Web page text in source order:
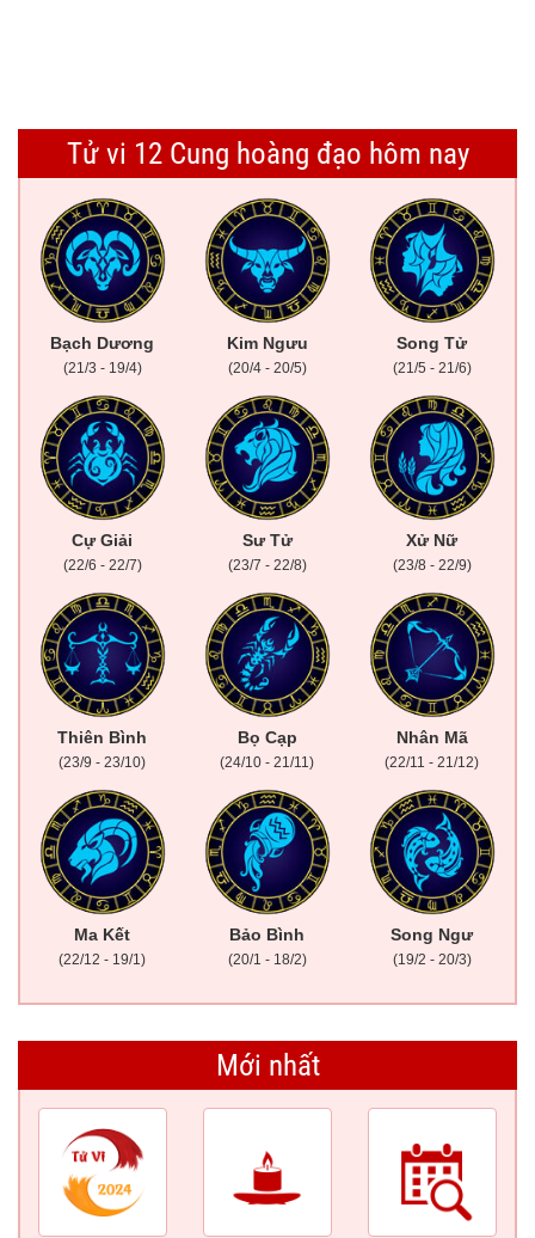
Tử vi 12 Cung hoàng đạo hôm nay
Bạch Dương
(21/3 - 19/4)
Kim Ngưu
(20/4 - 20/5)
Song Tử
(21/5 - 21/6)
Cự Giải
(22/6 - 22/7)
Sư Tử
(23/7 - 22/8)
Xử Nữ
(23/8 - 22/9)
Thiên Bình
(23/9 - 23/10)
Bọ Cạp
(24/10 - 21/11)
Nhân Mã
(22/11 - 21/12)
Ma Kết
(22/12 - 19/1)
Bảo Bình
(20/1 - 18/2)
Song Ngư
(19/2 - 20/3)
Mới nhất